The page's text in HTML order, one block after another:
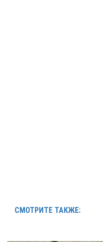
СМОТРИТЕ ТАКЖЕ: